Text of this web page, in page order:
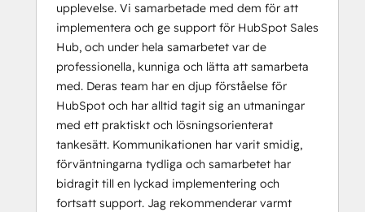
upplevelse. Vi samarbetade med dem för att
implementera och ge support för HubSpot Sales
Hub, och under hela samarbetet var de
professionella, kunniga och lätta att samarbeta
med. Deras team har en djup förståelse för
HubSpot och har alltid tagit sig an utmaningar
med ett praktiskt och lösningsorienterat
tankesätt. Kommunikationen har varit smidig,
förväntningarna tydliga och samarbetet har
bidragit till en lyckad implementering och
fortsatt support. Jag rekommenderar varmt